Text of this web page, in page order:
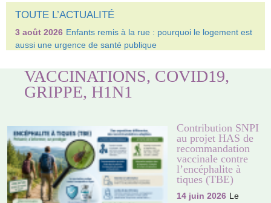
TOUTE L’ACTUALITÉ
3 août 2026 Enfants remis à la rue : pourquoi le logement est
aussi une urgence de santé publique
VACCINATIONS, COVID19,
GRIPPE, H1N1
Contribution SNPI
au projet HAS de
recommandation
vaccinale contre
l’encéphalite à
tiques (TBE)
14 juin 2026 Le